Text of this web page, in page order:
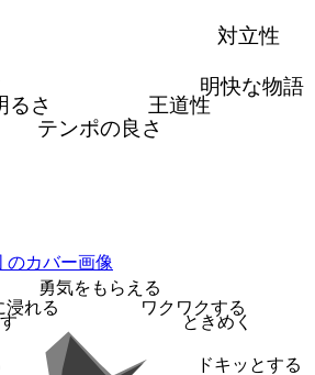
対立性
明快な物語
王道性
テンポの良さ
るさ
勇気をもらえる
ワクワクする
ときめく
ドキッとする
浸れる